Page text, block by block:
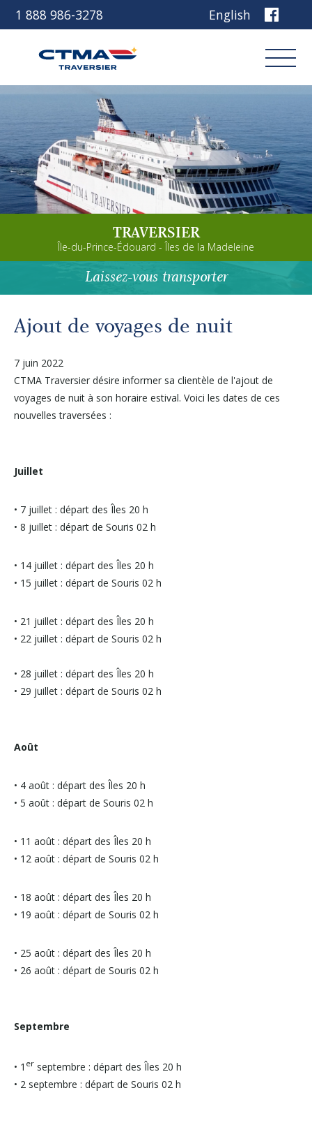
1 888 986-3278 English
À propos
Carrières
Découvrez notre navire
Planifiez votre voyage
Avant de partir
Autres services
Connexion
Réservez
TRAVERSIER
Île-du-Prince-Édouard - Îles de la Madeleine
Laissez-vous transporter
Ajout de voyages de nuit
7 juin 2022
CTMA Traversier désire informer sa clientèle de l'ajout de
voyages de nuit à son horaire estival. Voici les dates de ces
nouvelles traversées :
Juillet
• 7 juillet : départ des Îles 20 h
• 8 juillet : départ de Souris 02 h
• 14 juillet : départ des Îles 20 h
• 15 juillet : départ de Souris 02 h
• 21 juillet : départ des Îles 20 h
• 22 juillet : départ de Souris 02 h
• 28 juillet : départ des Îles 20 h
• 29 juillet : départ de Souris 02 h
Août
• 4 août : départ des Îles 20 h
• 5 août : départ de Souris 02 h
• 11 août : départ des Îles 20 h
• 12 août : départ de Souris 02 h
• 18 août : départ des Îles 20 h
• 19 août : départ de Souris 02 h
• 25 août : départ des Îles 20 h
• 26 août : départ de Souris 02 h
Septembre
• 1 er septembre : départ des Îles 20 h
• 2 septembre : départ de Souris 02 h